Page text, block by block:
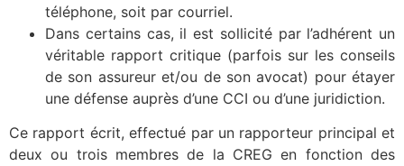
téléphone, soit par courriel.
Dans certains cas, il est sollicité par l’adhérent un
véritable rapport critique (parfois sur les conseils
de son assureur et/ou de son avocat) pour étayer
une défense auprès d’une CCI ou d’une juridiction.
Ce rapport écrit, effectué par un rapporteur principal et
deux ou trois membres de la CREG en fonction des